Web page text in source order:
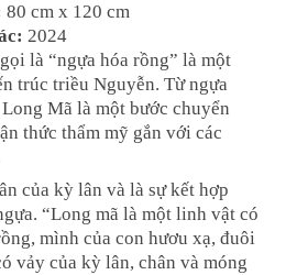
80 cm x 120 cm
2024
là “ngựa hóa rồng” là một
trúc triều Nguyễn. Từ ngựa
Mã là một bước chuyển
thức thẩm mỹ gắn với các
của kỳ lân và là sự kết hợp
“Long mã là một linh vật có
mình của con hươu xạ, đuôi
vảy của kỳ lân, chân và móng